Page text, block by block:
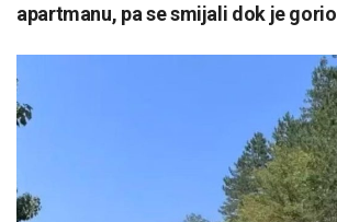
apartmanu, pa se smijali dok je gorio